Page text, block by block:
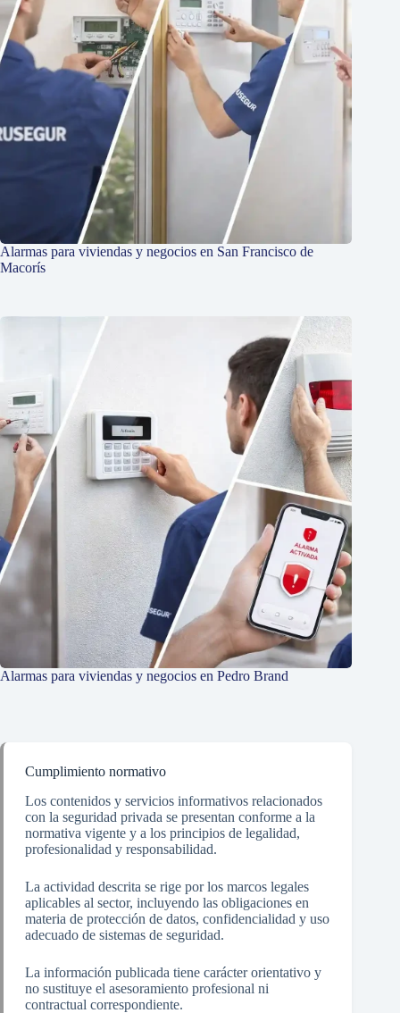
Alarmas para viviendas y negocios en San Francisco de
Macorís
Alarmas para viviendas y negocios en Pedro Brand
Cumplimiento normativo
Los contenidos y servicios informativos relacionados
con la seguridad privada se presentan conforme a la
normativa vigente y a los principios de legalidad,
profesionalidad y responsabilidad.
La actividad descrita se rige por los marcos legales
aplicables al sector, incluyendo las obligaciones en
materia de protección de datos, confidencialidad y uso
adecuado de sistemas de seguridad.
La información publicada tiene carácter orientativo y
no sustituye el asesoramiento profesional ni
contractual correspondiente.